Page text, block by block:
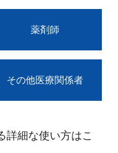
薬剤師
その他医療関係者
詳細な使い方はこ